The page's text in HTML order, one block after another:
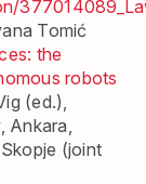
Tomić
the
robots
(ed.),
Ankara,
(joint